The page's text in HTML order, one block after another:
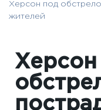
Херсон под
жителей